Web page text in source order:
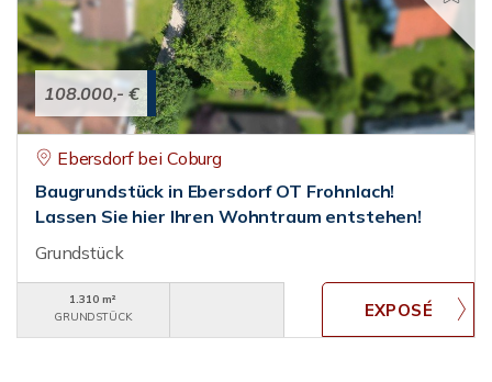
108.000,- €
Ebersdorf bei Coburg
Baugrundstück in Ebersdorf OT Frohnlach!
Lassen Sie hier Ihren Wohntraum entstehen!
Grundstück
1.310 m²
GRUNDSTÜCK